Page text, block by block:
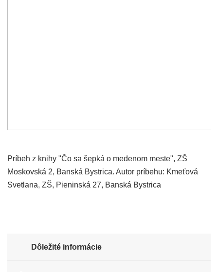
Príbeh z knihy "Čo sa šepká o medenom meste", ZŠ
Moskovská 2, Banská Bystrica. Autor príbehu: Kmeťová
Svetlana, ZŠ, Pieninská 27, Banská Bystrica
Dôležité informácie